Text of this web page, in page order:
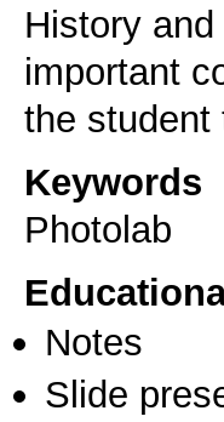
History
important
the student
Keywords
Photolab
Notes
Slide